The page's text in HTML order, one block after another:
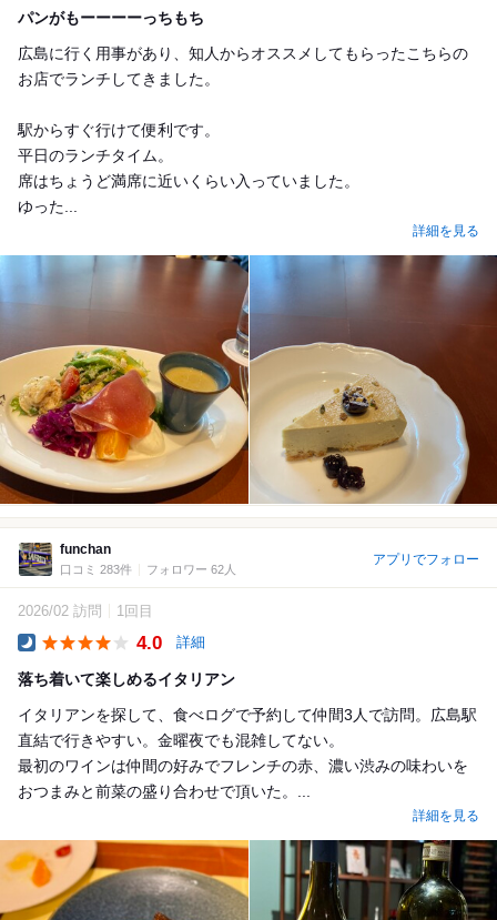
パンがもーーーーっちもち
広島に行く用事があり、知人からオススメしてもらったこちらの
お店でランチしてきました。
駅からすぐ行けて便利です。
平日のランチタイム。
席はちょうど満席に近いくらい入っていました。
ゆった...
詳細を見る
funchan
口コミ 283件 フォロワー 62人
アプリでフォロー
2026/02 訪問 1回目
4.0 詳細
落ち着いて楽しめるイタリアン
イタリアンを探して、食べログで予約して仲間3人で訪問。広島駅
直結で行きやすい。金曜夜でも混雑してない。
最初のワインは仲間の好みでフレンチの赤、濃い渋みの味わいを
おつまみと前菜の盛り合わせで頂いた。...
詳細を見る